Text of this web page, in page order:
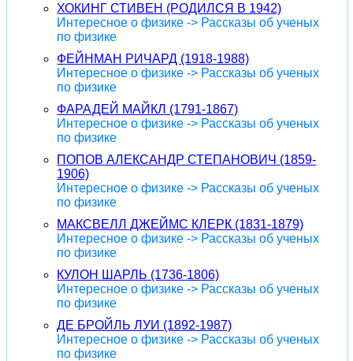
ХОКИНГ СТИВЕН (РОДИЛСЯ В 1942)
Интересное о физике -> Рассказы об ученых
по физике
ФЕЙНМАН РИЧАРД (1918-1988)
Интересное о физике -> Рассказы об ученых
по физике
ФАРАДЕЙ МАЙКЛ (1791-1867)
Интересное о физике -> Рассказы об ученых
по физике
ПОПОВ АЛЕКСАНДР СТЕПАНОВИЧ (1859-
1906)
Интересное о физике -> Рассказы об ученых
по физике
МАКСВЕЛЛ ДЖЕЙМС КЛЕРК (1831-1879)
Интересное о физике -> Рассказы об ученых
по физике
КУЛОН ШАРЛЬ (1736-1806)
Интересное о физике -> Рассказы об ученых
по физике
ДЕ БРОЙЛЬ ЛУИ (1892-1987)
Интересное о физике -> Рассказы об ученых
по физике